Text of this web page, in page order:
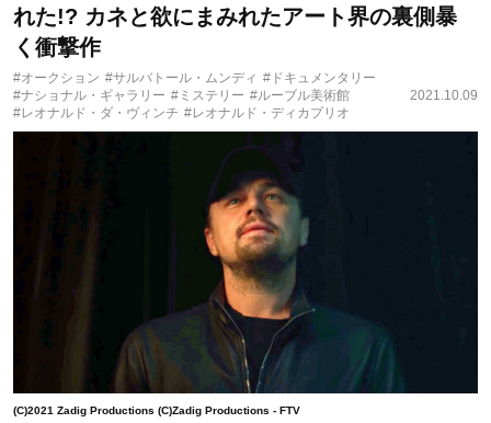
れた!? カネと欲にまみれたアート界の裏側暴
く衝撃作
#オークション #サルバトール・ムンディ #ドキュメンタリー
#ナショナル・ギャラリー #ミステリー #ルーブル美術館
#レオナルド・ダ・ヴィンチ #レオナルド・ディカプリオ
2021.10.09
(C)2021 Zadig Productions (C)Zadig Productions - FTV